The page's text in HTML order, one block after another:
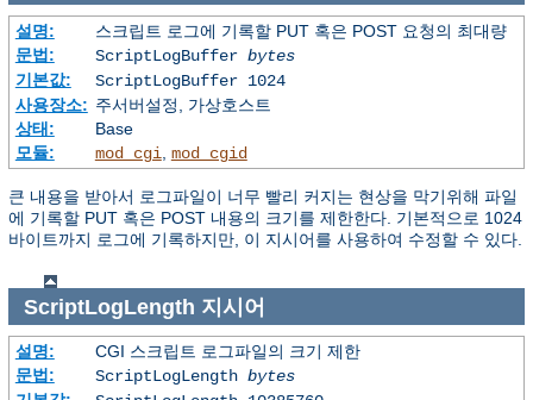
설명:
스크립트 로그에 기록할 PUT 혹은 POST 요청의 최대량
문법:
ScriptLogBuffer bytes
기본값:
ScriptLogBuffer 1024
사용장소: 주서버설정, 가상호스트
상태:
Base
모듈:
mod_cgi, mod_cgid
큰 내용을 받아서 로그파일이 너무 빨리 커지는 현상을 막기위해 파일
에 기록할 PUT 혹은 POST 내용의 크기를 제한한다. 기본적으로 1024
바이트까지 로그에 기록하지만, 이 지시어를 사용하여 수정할 수 있다.
ScriptLogLength 지시어
설명:
CGI 스크립트 로그파일의 크기 제한
문법:
ScriptLogLength bytes